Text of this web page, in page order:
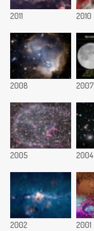
2011 2010
2008 2007
2005 2004
2002 2001